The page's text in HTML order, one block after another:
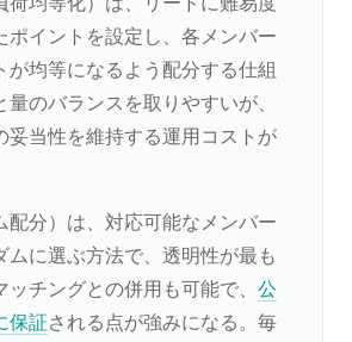
ポイントを設定し、各メンバー
が均等になるよう配分する仕組
のバランスを取りやすいが、
妥当性を維持する運用コストが
配分）は、対応可能なメンバー
ムに選ぶ方法で、透明性が最も
チングとの併用も可能で、 公
保証される点が強みになる。毎